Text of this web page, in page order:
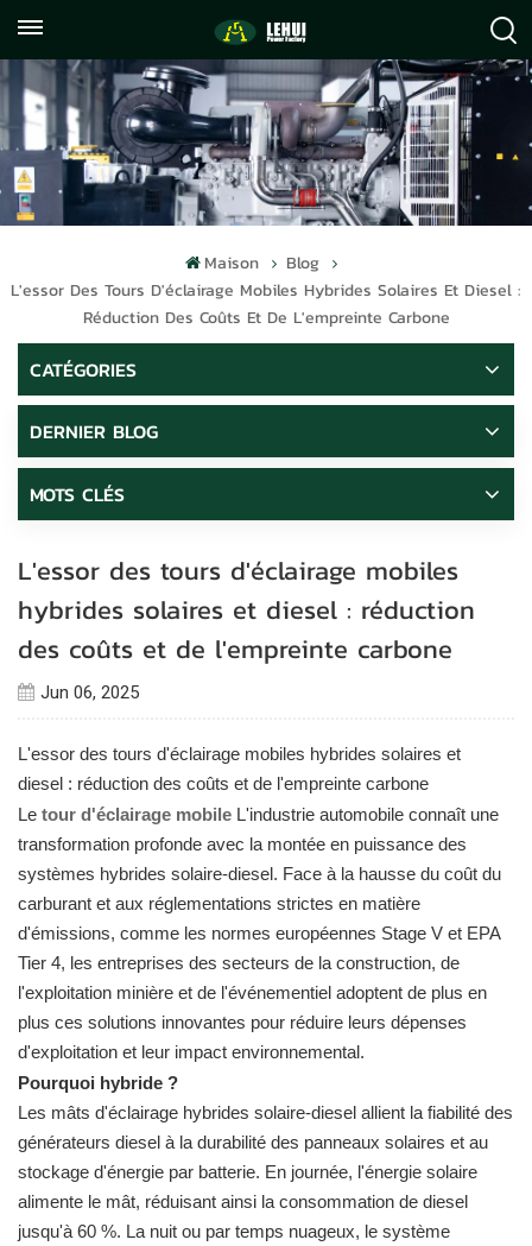
059122071372
info@lehuipowerfactory.com
Maison
Blog
L'essor Des Tours D'éclairage Mobiles Hybrides Solaires Et Diesel :
Réduction Des Coûts Et De L'empreinte Carbone
CATÉGORIES
DERNIER BLOG
MOTS CLÉS
L'essor des tours d'éclairage mobiles
hybrides solaires et diesel : réduction
des coûts et de l'empreinte carbone
Jun 06, 2025
L'essor des tours d'éclairage mobiles hybrides solaires et
diesel : réduction des coûts et de l'empreinte carbone
Le tour d'éclairage mobile L'industrie automobile connaît une
transformation profonde avec la montée en puissance des
systèmes hybrides solaire-diesel. Face à la hausse du coût du
carburant et aux réglementations strictes en matière
d'émissions, comme les normes européennes Stage V et EPA
Tier 4, les entreprises des secteurs de la construction, de
l'exploitation minière et de l'événementiel adoptent de plus en
plus ces solutions innovantes pour réduire leurs dépenses
d'exploitation et leur impact environnemental.
Pourquoi hybride ?
Les mâts d'éclairage hybrides solaire-diesel allient la fiabilité des
générateurs diesel à la durabilité des panneaux solaires et au
stockage d'énergie par batterie. En journée, l'énergie solaire
alimente le mât, réduisant ainsi la consommation de diesel
jusqu'à 60 %. La nuit ou par temps nuageux, le système